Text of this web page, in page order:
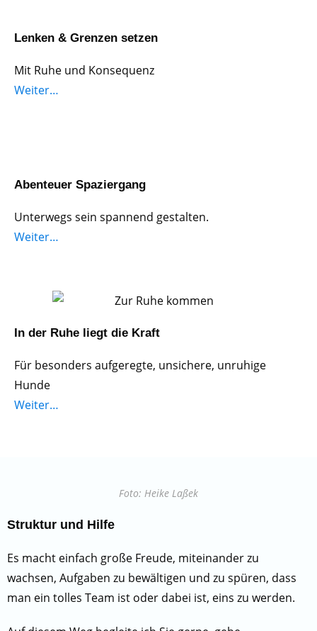
Lenken & Grenzen setzen
Mit Ruhe und Konsequenz
Weiter…
Abenteuer Spaziergang
Unterwegs sein spannend gestalten.
Weiter…
In der Ruhe liegt die Kraft
Für besonders aufgeregte, unsichere, unruhige
Hunde
Weiter…
Foto: Heike Laßek
Struktur und Hilfe
Es macht einfach große Freude, miteinander zu
wachsen, Aufgaben zu bewältigen und zu spüren, dass
man ein tolles Team ist oder dabei ist, eins zu werden.